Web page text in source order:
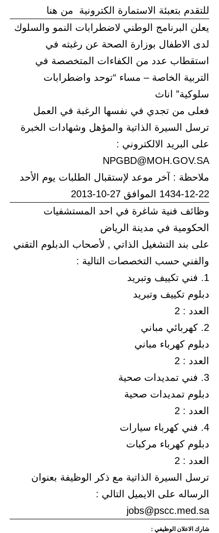
للتقدم بتعبئة الاستمارة الكترونية من هنا
يعلن البرنامج الوطني لاضطرابات النمو والسلوك
لدى الاطفال بوزارة الصحة عن رغبته في
استقطاب عدد من الكفاءات المتخصصة في
التربية الخاصة – مساء “توحد واضطرابات
سلوكية” اناث
فعلى من تجدي في نفسها الرغبة في العمل
ترسل السيرة الذاتية والمؤهل وشهادات الخبرة
على البريد الالكتروني :
NPGBD@MOH.GOV.SA
ملاحظة : آخر موعد لإستقبال الطلبات يوم الأحد
22-12-1434 الموافق 27-10-2013
وظائف فنية شاغرة في احد المستشفيات
الحكومية في مدينة الرياض
على بند التشغيل الذاتي , لأصحاب الدبلوم التقني
والفني حسب التخصصات التالية :
1. فني تكييف وتبريد
دبلوم تكييف وتبريد
العدد : 2
2. كهربائي مباني
دبلوم كهرباء مباني
العدد : 2
3. فني تمديدات صحية
دبلوم تمديدات صحية
العدد : 2
4. فني كهرباء سيارات
دبلوم كهرباء مركبات
العدد : 2
ترسل السيرة الذاتية مع ذكر الوظيفة بعنوان
الرساله على الايميل التالي :
jobs@pscc.med.sa
شارك الاعلان الوظيفي :